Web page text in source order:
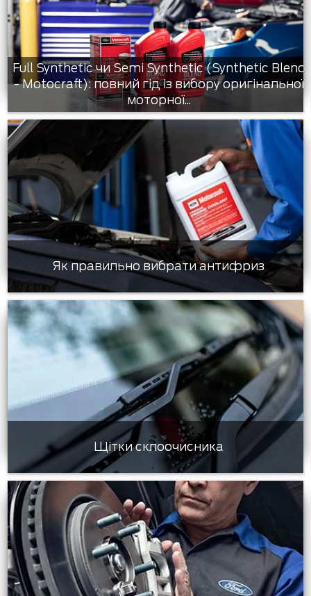
Full Synthetic чи Semi Synthetic (Synthetic Blend
- Motocraft): повний гід із вибору оригінальної
моторної...
Як правильно вибрати антифриз
Щітки склоочисника